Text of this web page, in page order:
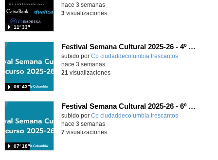
11′ 33″
hace 3 semanas
3visualizaciones
Festival Semana Cultural 2025-26 - 4º de Primaria
subido por Cp ciudaddecolumbia trescantos
06′ 43″
-
hace 3 semanas
21 visualizaciones
Festival Semana Cultural 2025-26 - 6º de Primaria
subido por Cp ciudaddecolumbia trescantos
07′ 18″
-
hace 3 semanas
7visualizaciones